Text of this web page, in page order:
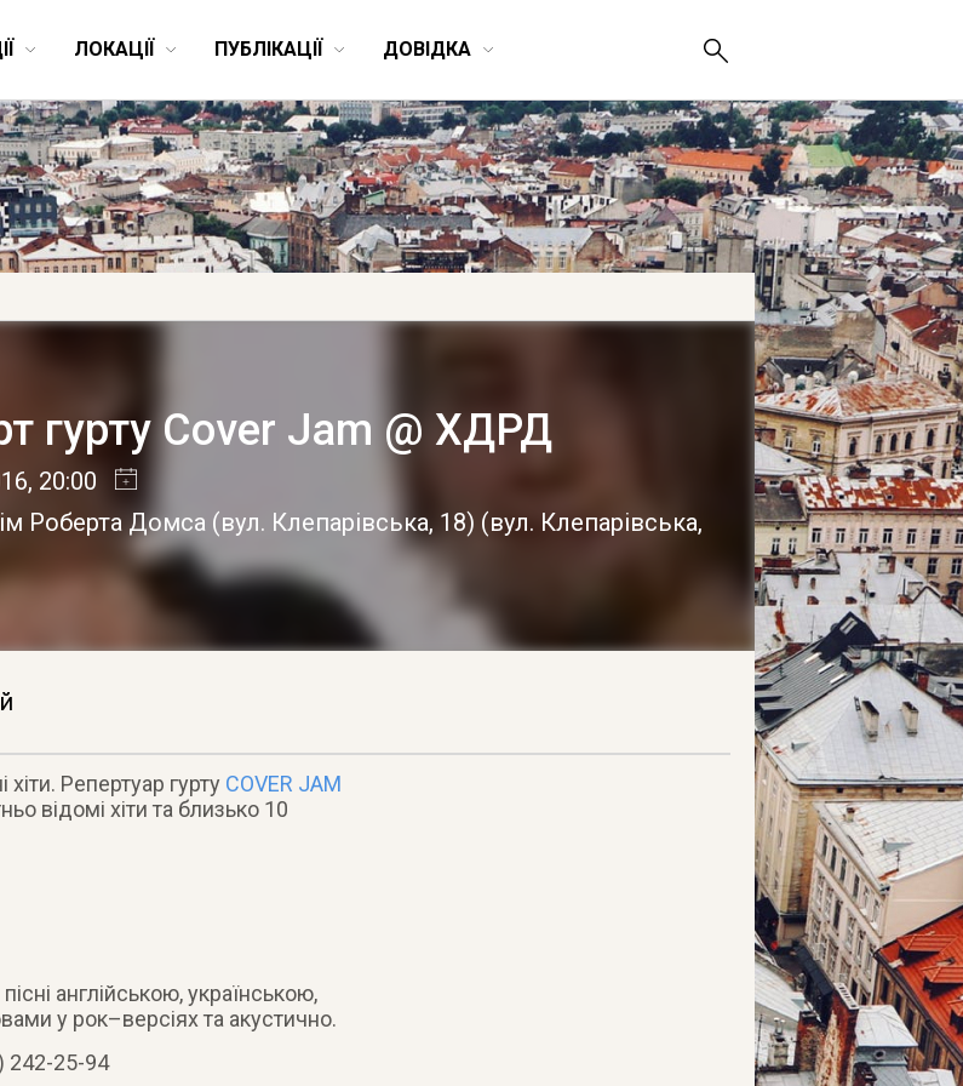
ЛОКАЦІЇ ПУБЛІКАЦІЇ ДОВІДКА
гурту Cover Jam @ ХДРД
, 20:00
Роберта Домса (вул. Клепарівська, 18) (вул. Клепарівська,
Репертуар гурту COVER JAM
відомі хіти та близько 10
англійською, українською,
у рок–версіях та акустично.
242-25-94